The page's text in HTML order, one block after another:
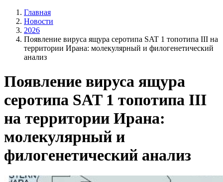
Главная
Новости
2026
Появление вируса ящура серотипа SAT 1 топотипа III на
территории Ирана: молекулярный и филогенетический
анализ
Появление вируса ящура
серотипа SAT 1 топотипа III
на территории Ирана:
молекулярный и
филогенетический анализ